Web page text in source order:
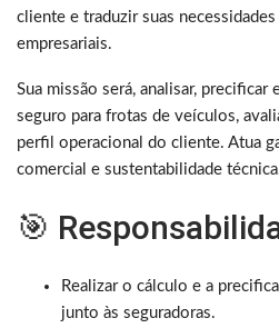
cliente e traduzir suas
empresariais.
Sua missão será, analisar,
seguro para frotas de veículos,
perfil operacional do cliente. Atua
comercial e sustentabilidade
🎯
Realizar o cálculo e a
junto às seguradoras.